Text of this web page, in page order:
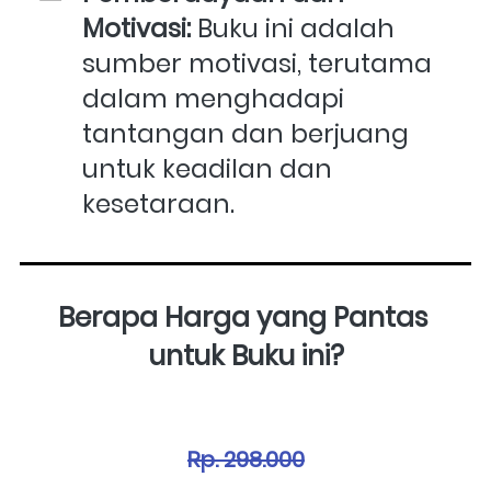
Motivasi: Buku ini adalah
sumber motivasi, terutama
dalam menghadapi
tantangan dan berjuang
untuk keadilan dan
kesetaraan.
Berapa Harga yang Pantas
untuk Buku ini?
Rp. 298.000